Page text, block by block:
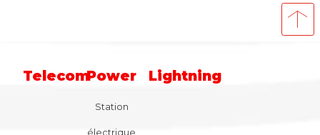
TelecomPower
Station
électrique
Lightning